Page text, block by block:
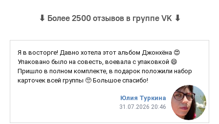
⬇ Более 2500 отзывов в группе VK ⬇
Юлия Туркина
31.07.2026 20:46
Я в восторге! Давно хотела этот альбом Джонхёна 😍
Упаковано было на совесть, воевала с упаковкой 😄
Пришло в полном комплекте, в подарок положили набор
карточек всей группы 🥺 Большое спасибо!